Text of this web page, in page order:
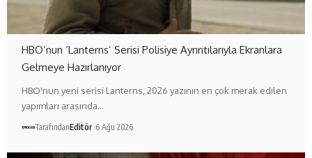
HBO’nun ‘Lanterns’ Serisi Polisiye Ayrıntılarıyla Ekranlara
Gelmeye Hazırlanıyor
HBO'nun yeni serisi Lanterns, 2026 yazının en çok merak edilen
yapımları arasında…
TarafındanEditör 6 Ağu 2026